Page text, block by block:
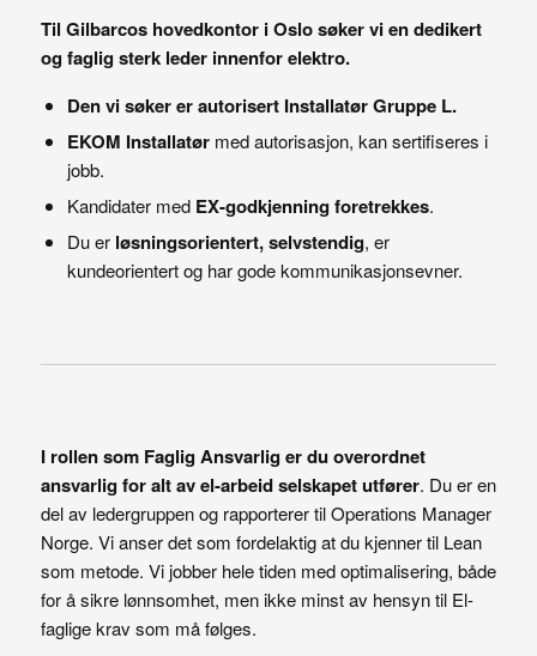
Til Gilbarcos hovedkontor i Oslo søker vi en dedikert
og faglig sterk leder innenfor elektro.
Den vi søker er autorisert Installatør Gruppe L.
EKOM Installatør med autorisasjon, kan sertifiseres i
jobb.
Kandidater med EX-godkjenning foretrekkes.
Du er løsningsorientert, selvstendig, er
kundeorientert og har gode kommunikasjonsevner.
I rollen som Faglig Ansvarlig er du overordnet
ansvarlig for alt av el-arbeid selskapet utfører. Du er en
del av ledergruppen og rapporterer til Operations Manager
Norge. Vi anser det som fordelaktig at du kjenner til Lean
som metode. Vi jobber hele tiden med optimalisering, både
for å sikre lønnsomhet, men ikke minst av hensyn til El-
faglige krav som må følges.